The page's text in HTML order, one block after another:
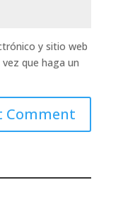
y sitio web
que haga un